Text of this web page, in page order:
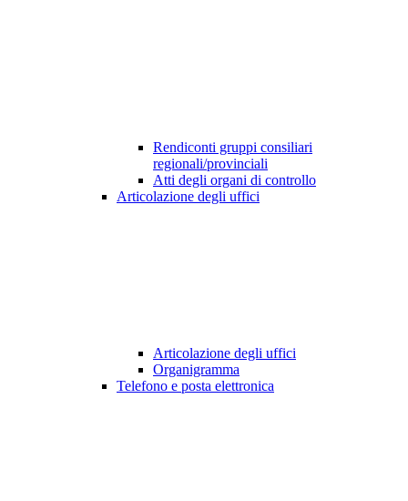
Rendiconti gruppi consiliari
regionali/provinciali
Atti degli organi di controllo
Articolazione degli uffici
Articolazione degli uffici
Organigramma
Telefono e posta elettronica